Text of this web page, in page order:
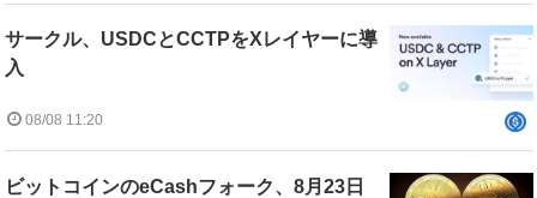
サークル、USDCとCCTPをXレイヤーに導
入
08/08 11:20
ビットコインのeCashフォーク、8月23日